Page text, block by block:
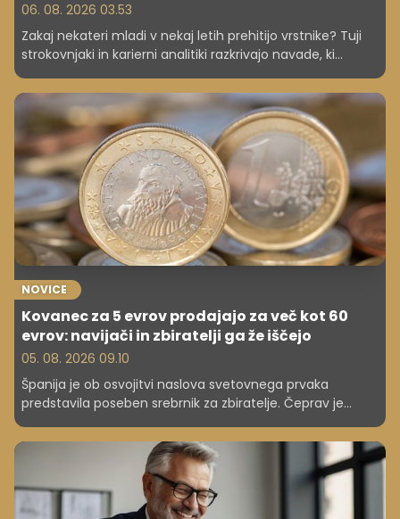
06. 08. 2026 03.53
Zakaj nekateri mladi v nekaj letih prehitijo vrstnike? Tuji
strokovnjaki in karierni analitiki razkrivajo navade, ki
najpogosteje vodijo do hitrega napredovanja.
NOVICE
Kovanec za 5 evrov prodajajo za več kot 60
evrov: navijači in zbiratelji ga že iščejo
05. 08. 2026 09.10
Španija je ob osvojitvi naslova svetovnega prvaka
predstavila poseben srebrnik za zbiratelje. Čeprav je
njegova nominalna vrednost pet evrov, bo prodajna
cena presegla 60 evrov.